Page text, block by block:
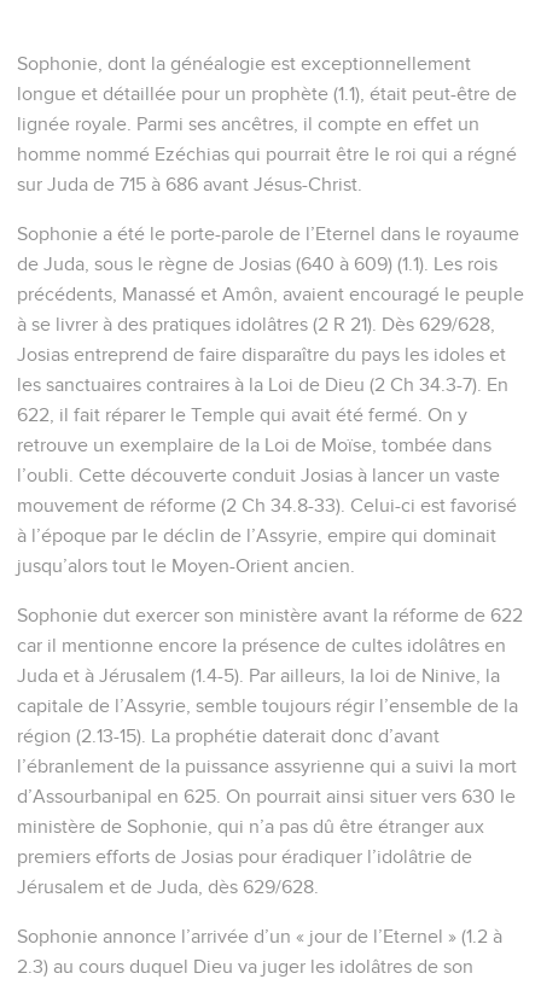
Sophonie, dont la généalogie est exceptionnellement
longue et détaillée pour un prophète (1.1), était peut-être de
lignée royale. Parmi ses ancêtres, il compte en effet un
homme nommé Ezéchias qui pourrait être le roi qui a régné
sur Juda de 715 à 686 avant Jésus-Christ.
Sophonie a été le porte-parole de l’Eternel dans le royaume
de Juda, sous le règne de Josias (640 à 609) (1.1). Les rois
précédents, Manassé et Amôn, avaient encouragé le peuple
à se livrer à des pratiques idolâtres (2 R 21). Dès 629/628,
Josias entreprend de faire disparaître du pays les idoles et
les sanctuaires contraires à la Loi de Dieu (2 Ch 34.3-7). En
622, il fait réparer le Temple qui avait été fermé. On y
retrouve un exemplaire de la Loi de Moïse, tombée dans
l’oubli. Cette découverte conduit Josias à lancer un vaste
mouvement de réforme (2 Ch 34.8-33). Celui-ci est favorisé
à l’époque par le déclin de l’Assyrie, empire qui dominait
jusqu’alors tout le Moyen-Orient ancien.
Sophonie dut exercer son ministère avant la réforme de 622
car il mentionne encore la présence de cultes idolâtres en
Juda et à Jérusalem (1.4-5). Par ailleurs, la loi de Ninive, la
capitale de l’Assyrie, semble toujours régir l’ensemble de la
région (2.13-15). La prophétie daterait donc d’avant
l’ébranlement de la puissance assyrienne qui a suivi la mort
d’Assourbanipal en 625. On pourrait ainsi situer vers 630 le
ministère de Sophonie, qui n’a pas dû être étranger aux
premiers efforts de Josias pour éradiquer l’idolâtrie de
Jérusalem et de Juda, dès 629/628.
Sophonie annonce l’arrivée d’un « jour de l’Eternel » (1.2 à
2.3) au cours duquel Dieu va juger les idolâtres de son